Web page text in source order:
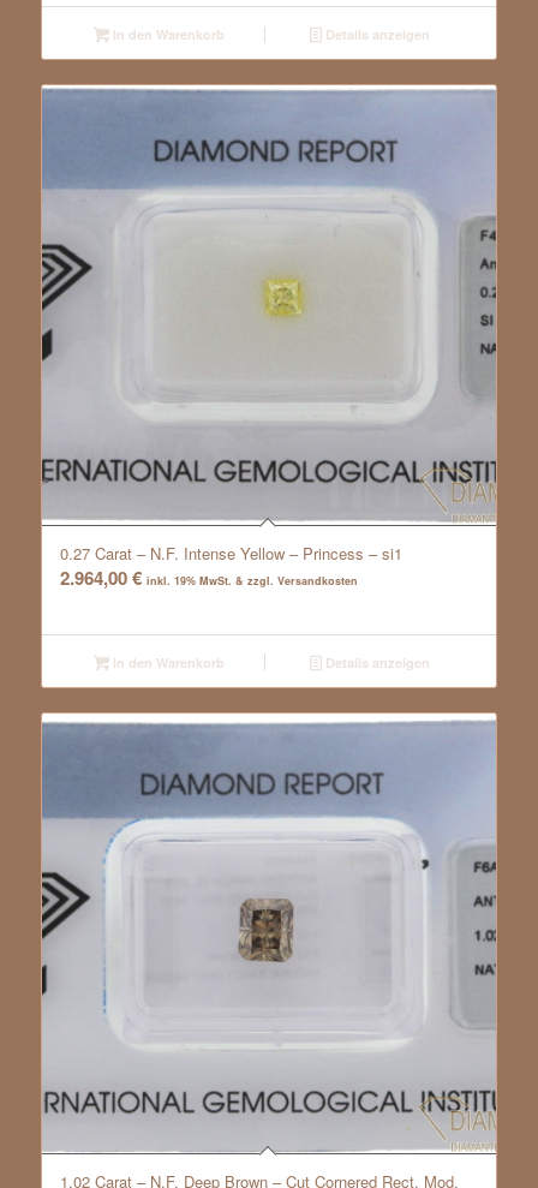
In den Warenkorb Details anzeigen
0.27 Carat – N.F. Intense Yellow – Princess – si1
2.964,00€ inkl. 19% MwSt. & zzgl. Versandkosten
In den Warenkorb Details anzeigen
1.02 Carat – N.F. Deep Brown – Cut Cornered Rect. Mod.